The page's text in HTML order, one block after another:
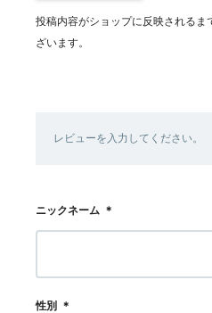
投稿内容がショップに反映される
ざいます。
レビューを入力してください。
ニックネーム ＊
性別 ＊